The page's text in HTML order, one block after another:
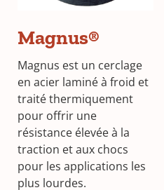
Magnus®
Magnus est un cerclage
en acier laminé à froid et
traité thermiquement
pour offrir une
résistance élevée à la
traction et aux chocs
pour les applications les
plus lourdes.